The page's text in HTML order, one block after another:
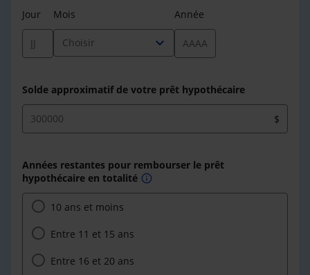
Jour
Mois
Choisir expand_more
Année
Solde approximatif de votre prêt hypothécaire
$
Années restantes pour rembourser le prêt
hypothécaire en totalité info
10 ans et moins
Entre 11 et 15 ans
Entre 16 et 20 ans